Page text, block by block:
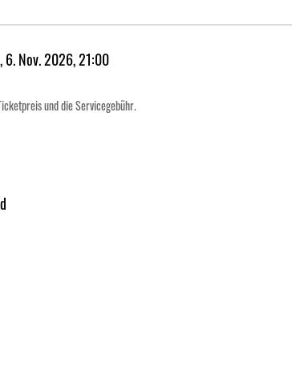
6. Nov. 2026, 21:00
und die Servicegebühr.